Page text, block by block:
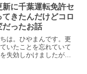
い。支払...
新に千葉運転免許セ
てきたんだけどコロ
だったお話
は。ひやまんです。更
いたことを忘れていて
失効しかけましたがど